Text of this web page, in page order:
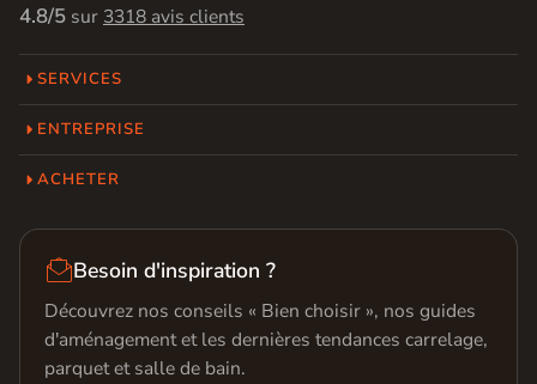
4.8/5 sur 3318 avis clients
SERVICES
ENTREPRISE
ACHETER
Besoin d'inspiration ?
Découvrez nos conseils « Bien choisir », nos guides
d'aménagement et les dernières tendances carrelage,
parquet et salle de bain.